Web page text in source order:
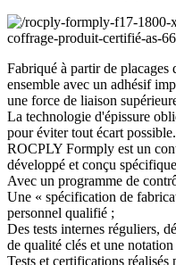
Fabriqué à partir de placages
ensemble avec un adhésif
une force de liaison
La technologie d'épissure
pour éviter tout écart possible.
ROCPLY Formply est un
développé et conçu
Avec un programme de
Une « spécification de
personnel qualifié ;
Des tests internes réguliers,
de qualité clés et une
Tests et certifications